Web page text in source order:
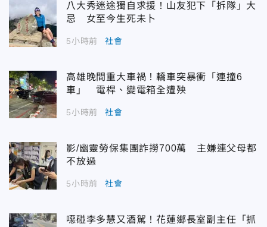
八大秀迷途獨自求援！山友犯下「拆隊」大
忌 女至今生死未卜
5小時前 社會
高雄晚間重大車禍！轎車突暴衝「連撞6
車」 電桿、變電箱全遭殃
5小時前 社會
影/幽靈勞保集團詐撈700萬 主嫌連父母都
不放過
5小時前 社會
噁碰李多慧又酒駕！花蓮鄉長室副主任「抓